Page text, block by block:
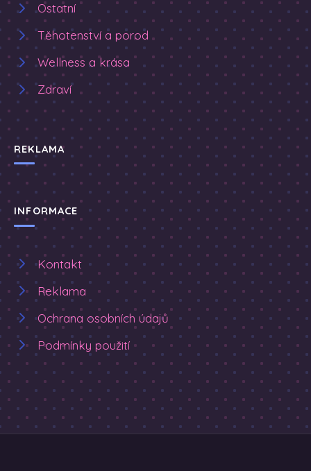
Ostatní
Těhotenství a porod
Wellness a krása
Zdraví
REKLAMA
INFORMACE
Kontakt
Reklama
Ochrana osobních údajů
Podmínky použití